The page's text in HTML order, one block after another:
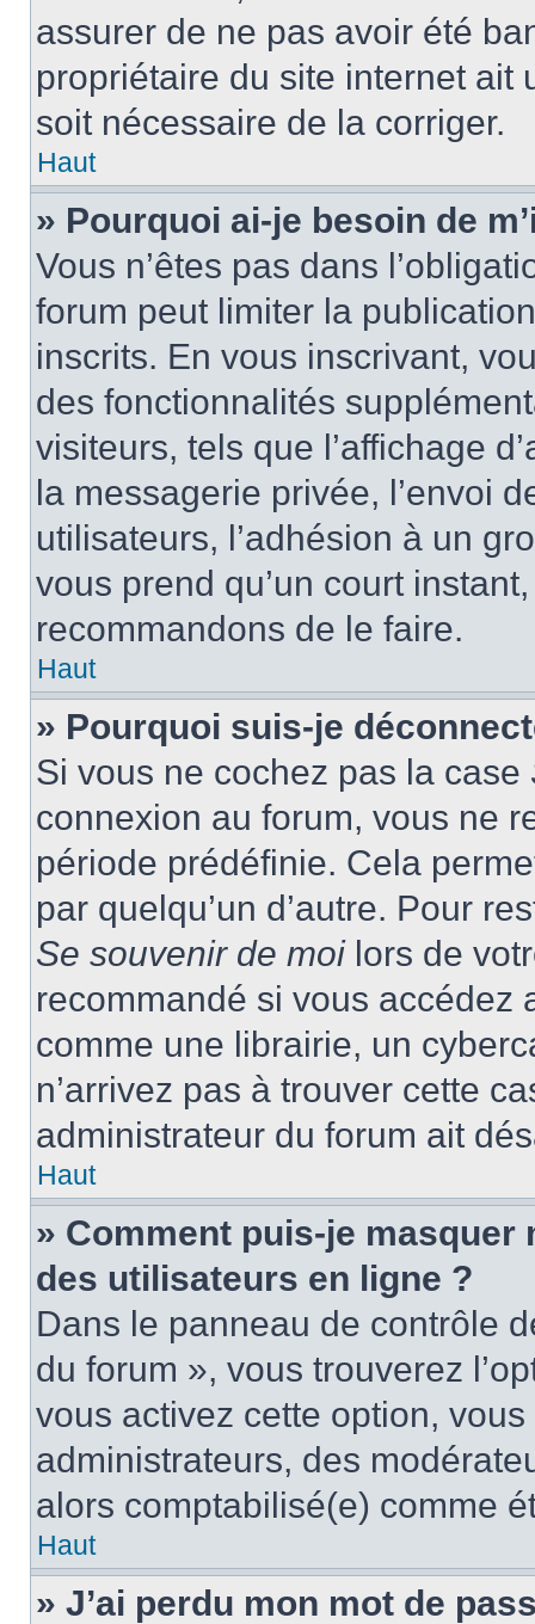
assurer de ne pas avoir été
propriétaire du site internet ait
soit nécessaire de la corriger.
Haut
» Pourquoi ai-je besoin de
Vous n’êtes pas dans
forum peut limiter la
inscrits. En vous inscrivant,
des fonctionnalités
visiteurs, tels que l’affichage
la messagerie privée, l’envoi
utilisateurs, l’adhésion à un
vous prend qu’un court
recommandons de le faire.
Haut
» Pourquoi suis-je
Si vous ne cochez pas la case
connexion au forum, vous ne
période prédéfinie. Cela
par quelqu’un d’autre. Pour
Se souvenir de moilors de
recommandé si vous accédez
comme une librairie, un
n’arrivez pas à trouver cette
administrateur du forum ait
Haut
» Comment puis-je masquer
des utilisateurs en ligne ?
Dans le panneau de contrôle
du forum », vous trouverez
vous activez cette option,
administrateurs, des
alors comptabilisé(e) comme
Haut
» J’ai perdu mon mot de